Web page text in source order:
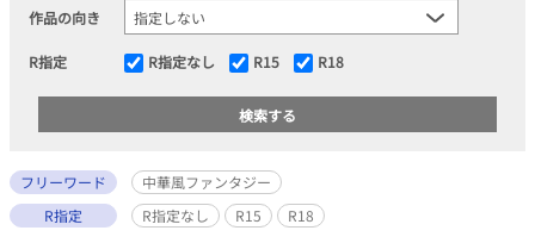
作品の向き
R指定 R指定なし R15 R18
フリーワード
中華風ファンタジー
R指定
R指定なし R15 R18